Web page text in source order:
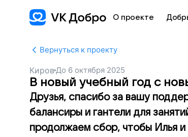
О проекте
Вернуться к проекту
Киров До 6 октября 2025
В новый учебный год с
Друзья, спасибо за вашу
балансиры и гантели для
продолжаем сбор, чтобы Илья